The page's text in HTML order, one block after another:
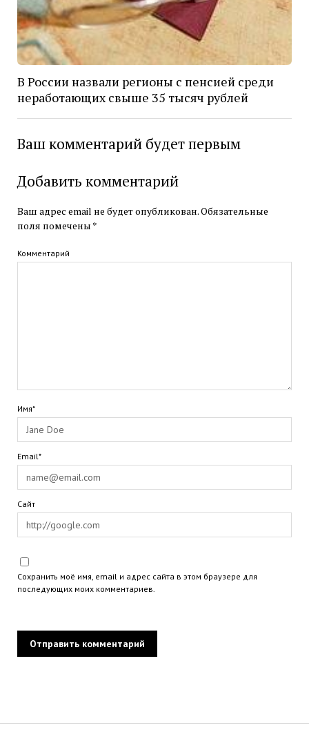
В России назвали регионы с пенсией среди
неработающих свыше 35 тысяч рублей
Ваш комментарий будет первым
Добавить комментарий
Ваш адрес email не будет опубликован.Обязательные
поля помечены *
Комментарий
Имя*
Email*
Сайт
Сохранить моё имя, email и адрес сайта в этом браузере для
последующих моих комментариев.